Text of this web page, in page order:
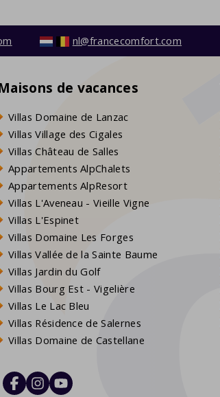
nl@francecomfort.com
de vacances
Villas Domaine de Lanzac
Villas Village des Cigales
Villas Château de Salles
Appartements AlpChalets
Appartements AlpResort
Villas L'Aveneau - Vieille Vigne
Villas L'Espinet
Villas Domaine Les Forges
Villas Vallée de la Sainte Baume
Villas Jardin du Golf
Villas Bourg Est - Vigelière
Villas Le Lac Bleu
Villas Résidence de Salernes
Villas Domaine de Castellane